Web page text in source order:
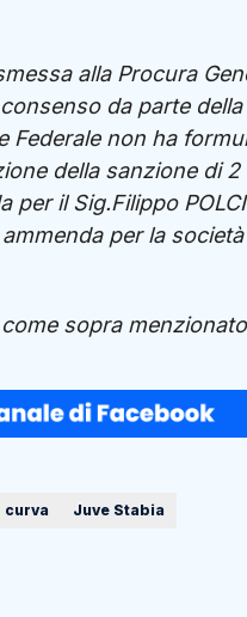
alla Procura
da parte
Federale non ha
della sanzione di
per il Sig.Filippo
per la società
sopra
curva Juve Stabia